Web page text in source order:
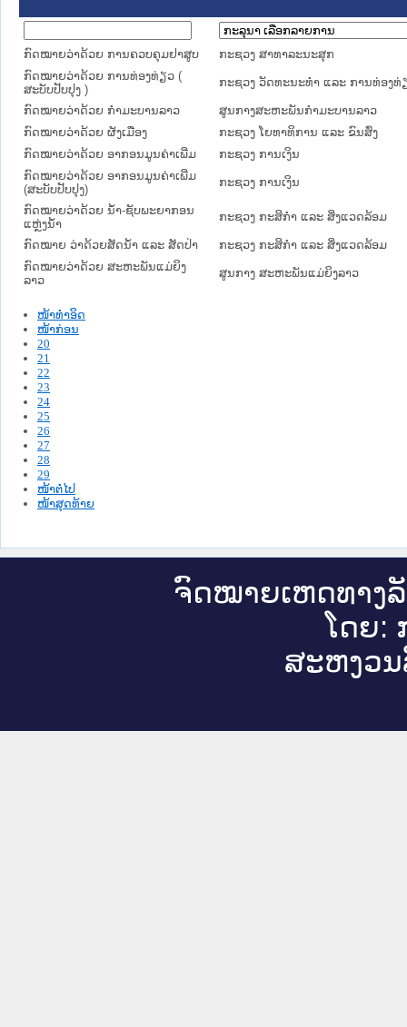
ກົດໝາຍວ່າດ້ວຍ ການຄວບຄຸມຢາສູບ
ກະຊວງ ສາທາລະນະສຸກ
ກົດໝາຍວ່າດ້ວຍ ການທ່ອງທ່ຽວ (
ສະບັບປັບປຸງ )
ກະຊວງ ວັດທະນະທຳ ແລະ ການທ່ອງທ່
ກົດໝາຍວ່າດ້ວຍ ກຳມະບານລາວ
ສູນກາງສະຫະພັນກຳມະບານລາວ
ກົດ​ໝາຍ​ວ່າ​ດ້ວຍ ຜັງເມືອງ
ກະຊວງ ໂຍທາທິການ ແລະ ຂົນສົ່ງ
ກົດໝາຍວ່າດ້ວຍ ອາກອນມູນຄ່າເພີ່ມ
ກະຊວງ ການເງິນ
ກົດໝາຍວ່າດ້ວຍ ອາກອນມູນຄ່າເພີ່ມ
(ສະບັບປັບປຸງ)
ກະຊວງ ການເງິນ
ກົດໝາຍວ່າດ້ວຍ ນ້ຳ-ຊັບພະຍາກອນ
ແຫຼ່ງນ້ຳ
ກະຊວງ ກະສິກຳ ແລະ ສິ່ງແວດລ້ອມ
ກົດໝາຍ ວ່າດ້ວຍສັດນ້ຳ ແລະ ສັດປ່າ
ກະຊວງ ກະສິກຳ ແລະ ສິ່ງແວດລ້ອມ
ກົດໝາຍວ່າດ້ວຍ ສະຫະພັນແມ່ຍິງ
ລາວ
ສູນກາງ ສະຫະພັນແມ່ຍິງລາວ
ໜ້າທໍາອິດ
ໜ້າກ່ອນ
20
21
22
23
24
25
26
27
28
29
ໜ້າຕໍ່ໄປ
ໜ້າສຸດທ້າຍ
ຈົດ​ໝາຍ​ເຫດ​ທາງ​
ໂດຍ:
ສະ​ຫງວນ​